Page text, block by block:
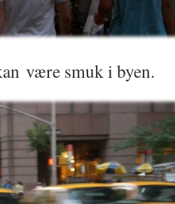
være smuk i byen.